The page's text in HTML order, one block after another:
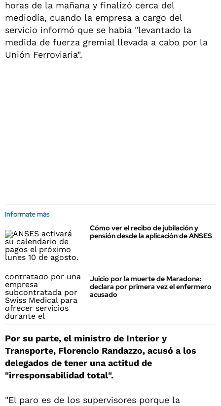
horas de la mañana y finalizó cerca del
mediodía, cuando la empresa a cargo del
servicio informó que se había "levantado la
medida de fuerza gremial llevada a cabo por la
Unión Ferroviaria".
Informate más
Cómo ver el recibo de jubilación y
pensión desde la aplicación de ANSES
Juicio por la muerte de Maradona:
declara por primera vez el enfermero
acusado
Por su parte, el ministro de Interior y
Transporte, Florencio Randazzo, acusó a los
delegados de tener una actitud de
"irresponsabilidad total".
"El paro es de los supervisores porque la